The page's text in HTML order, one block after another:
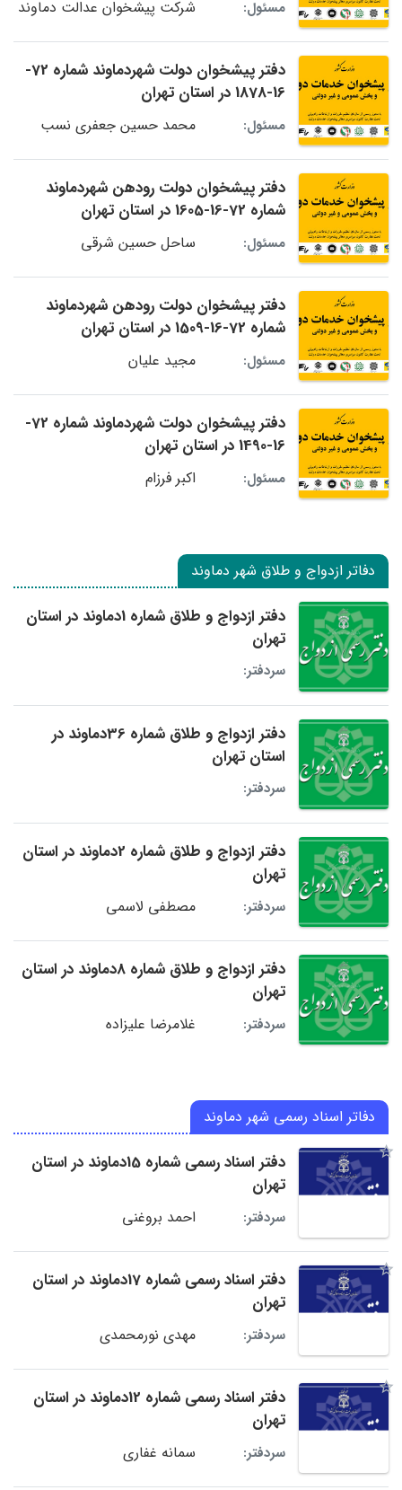
مسئول: شرکت پیشخوان عدالت دماوند
دفتر پیشخوان دولت شهردماوند شماره 72-
16-1878 در استان تهران
مسئول: محمد حسین جعفری نسب
دفتر پیشخوان دولت رودهن شهردماوند
شماره 72-16-1605 در استان تهران
مسئول: ساحل حسین شرقی
دفتر پیشخوان دولت رودهن شهردماوند
شماره 72-16-1509 در استان تهران
مسئول: مجید علیان
دفتر پیشخوان دولت شهردماوند شماره 72-
16-1490 در استان تهران
مسئول: اکبر فرزام
دفاتر ازدواج و طلاق شهر دماوند
دفتر ازدواج و طلاق شماره 1دماوند در استان
تهران
سردفتر:
دفتر ازدواج و طلاق شماره 36دماوند در
استان تهران
سردفتر:
دفتر ازدواج و طلاق شماره 2دماوند در استان
تهران
سردفتر: مصطفی لاسمی
دفتر ازدواج و طلاق شماره 8دماوند در استان
تهران
سردفتر: غلامرضا علیزاده
دفاتر اسناد رسمی شهر دماوند
دفتر اسناد رسمی شماره 15دماوند در استان
تهران
سردفتر: احمد بروغنی
دفتر اسناد رسمی شماره 17دماوند در استان
تهران
سردفتر: مهدی نورمحمدی
دفتر اسناد رسمی شماره 12دماوند در استان
تهران
سردفتر: سمانه غفاری